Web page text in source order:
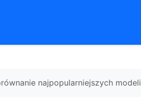
najpopularniejszych modeli